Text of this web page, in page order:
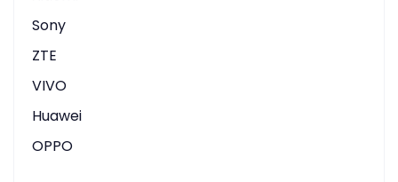
Sony
ZTE
VIVO
Huawei
OPPO